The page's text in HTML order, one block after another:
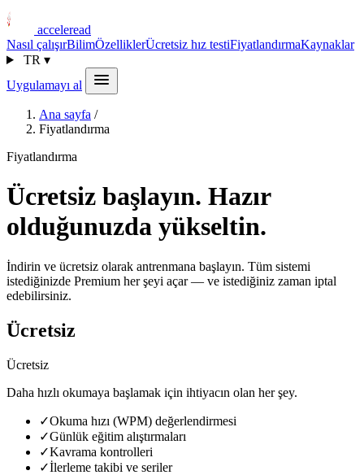
acceleread
Nasıl çalışırBilimÖzelliklerÜcretsiz hız testiFiyatlandırmaKaynaklar
TR ▾
Uygulamayı al
Ana sayfa /
Fiyatlandırma
Fiyatlandırma
Ücretsiz başlayın. Hazır
olduğunuzda yükseltin.
İndirin ve ücretsiz olarak antrenmana başlayın. Tüm sistemi
istediğinizde Premium her şeyi açar — ve istediğiniz zaman iptal
edebilirsiniz.
Ücretsiz
Ücretsiz
Daha hızlı okumaya başlamak için ihtiyacın olan her şey.
✓Okuma hızı (WPM) değerlendirmesi
✓Günlük eğitim alıştırmaları
✓Kavrama kontrolleri
✓İlerleme takibi ve seriler